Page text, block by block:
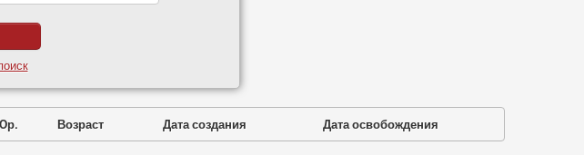
Возраст Дата создания Дата освобождения